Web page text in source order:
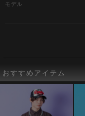
モデル
おすすめアイテム